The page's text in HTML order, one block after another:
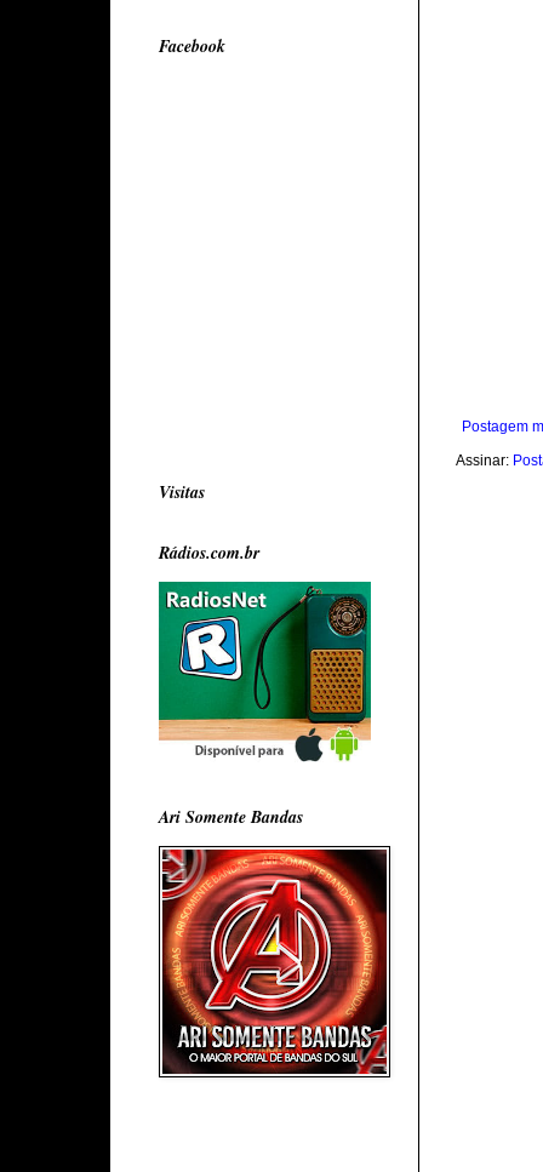
Postagem
Assinar:
Facebook
Visitas
Rádios.com.br
Ari Somente Bandas